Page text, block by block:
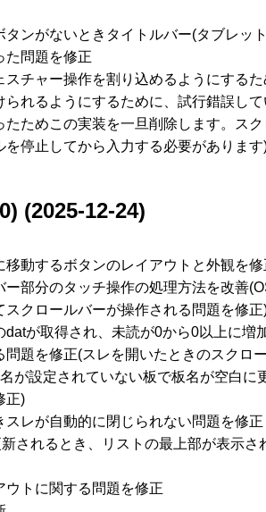
タンがないときタイトルバー(タブレッ
た問題を修正
スチャー操作を割り込めるようにする
られるようにするために、試行錯誤し
たためこの実装を一旦削除します。ス
を停止してから入力する必要があります
(2025-12-24)
移動するボタンのレイアウトと外観を修
ー部分のタッチ操作の処理方法を改善
スクロールバーが操作される問題を修正
datが取得され、未読が0から0以上に増
問題を修正(スレを開いたときのスクロ
が設定されていない板で板名が空白に
正)
スレが自動的に閉じられない問題を修正
されるとき、リストの最上部が表示
ウトに関する問題を修正